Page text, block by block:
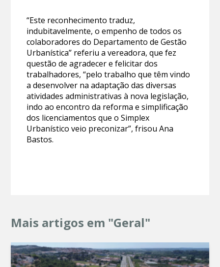
“Este reconhecimento traduz,
indubitavelmente, o empenho de todos os
colaboradores do Departamento de Gestão
Urbanística” referiu a vereadora, que fez
questão de agradecer e felicitar dos
trabalhadores, “pelo trabalho que têm vindo
a desenvolver na adaptação das diversas
atividades administrativas à nova legislação,
indo ao encontro da reforma e simplificação
dos licenciamentos que o Simplex
Urbanístico veio preconizar”, frisou Ana
Bastos.
Mais artigos em "Geral"